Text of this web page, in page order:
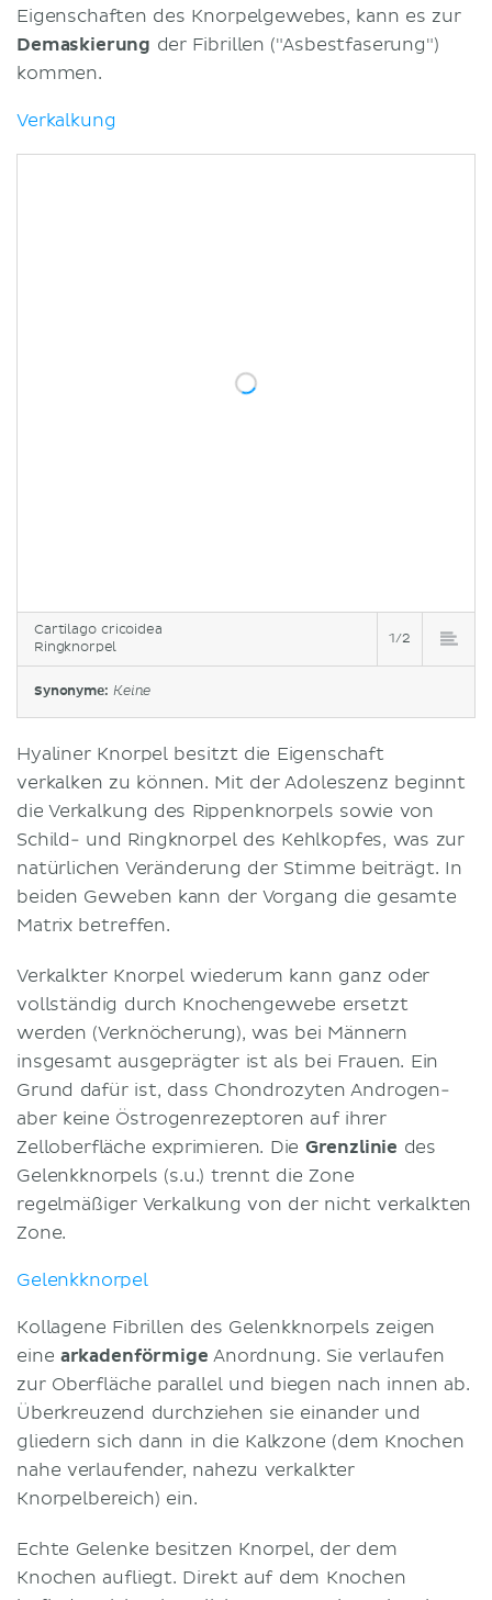
Eigenschaften des Knorpelgewebes, kann es zur
Demaskierung der Fibrillen ("Asbestfaserung")
kommen.
Verkalkung
Cartilago cricoidea
Ringknorpel
1/2
Synonyme: Keine
Hyaliner Knorpel besitzt die Eigenschaft
verkalken zu können. Mit der Adoleszenz beginnt
die Verkalkung des Rippenknorpels sowie von
Schild- und Ringknorpel des Kehlkopfes, was zur
natürlichen Veränderung der Stimme beiträgt. In
beiden Geweben kann der Vorgang die gesamte
Matrix betreffen.
Verkalkter Knorpel wiederum kann ganz oder
vollständig durch Knochengewebe ersetzt
werden (Verknöcherung), was bei Männern
insgesamt ausgeprägter ist als bei Frauen. Ein
Grund dafür ist, dass Chondrozyten Androgen-
aber keine Östrogenrezeptoren auf ihrer
Zelloberfläche exprimieren. Die Grenzlinie des
Gelenkknorpels (s.u.) trennt die Zone
regelmäßiger Verkalkung von der nicht verkalkten
Zone.
Gelenkknorpel
Kollagene Fibrillen des Gelenkknorpels zeigen
eine arkadenförmige Anordnung. Sie verlaufen
zur Oberfläche parallel und biegen nach innen ab.
Überkreuzend durchziehen sie einander und
gliedern sich dann in die Kalkzone (dem Knochen
nahe verlaufender, nahezu verkalkter
Knorpelbereich) ein.
Echte Gelenke besitzen Knorpel, der dem
Knochen aufliegt. Direkt auf dem Knochen